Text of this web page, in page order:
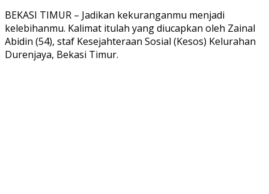
BEKASI TIMUR – Jadikan kekuranganmu menjadi
kelebihanmu. Kalimat itulah yang diucapkan oleh Zainal
Abidin (54), staf Kesejahteraan Sosial (Kesos) Kelurahan
Durenjaya, Bekasi Timur.